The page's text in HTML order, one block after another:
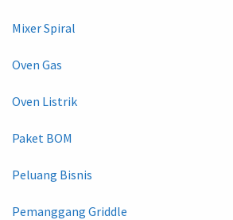
Mixer Spiral
Oven Gas
Oven Listrik
Paket BOM
Peluang Bisnis
Pemanggang Griddle